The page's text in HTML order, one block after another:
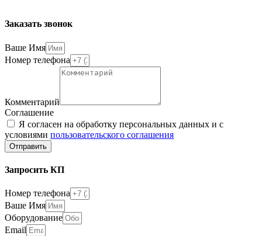
Заказать звонок
Ваше Имя
Номер телефона
Комментарий
Соглашение
Я согласен на обработку персональных данных и с
условиями пользовательского соглашения
Отправить
Запросить КП
Номер телефона
Ваше Имя
Оборудование
Email